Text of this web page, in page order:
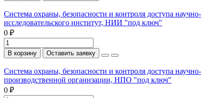
Система охраны, безопасности и контроля доступа научно-
исследовательского институт, НИИ "под ключ"
0 ₽
В корзину Оставить заявку
Система охраны, безопасности и контроля доступа научно-
производственной организации, НПО "под ключ"
0 ₽